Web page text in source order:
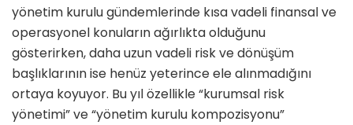
yönetim kurulu gündemlerinde kısa vadeli finansal ve
operasyonel konuların ağırlıkta olduğunu
gösterirken, daha uzun vadeli risk ve dönüşüm
başlıklarının ise henüz yeterince ele alınmadığını
ortaya koyuyor. Bu yıl özellikle “kurumsal risk
yönetimi” ve “yönetim kurulu kompozisyonu”